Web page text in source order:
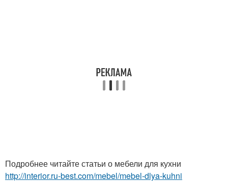
Подробнее читайте статьи о мебели для кухни
http://interior.ru-best.com/mebel/mebel-dlya-kuhni